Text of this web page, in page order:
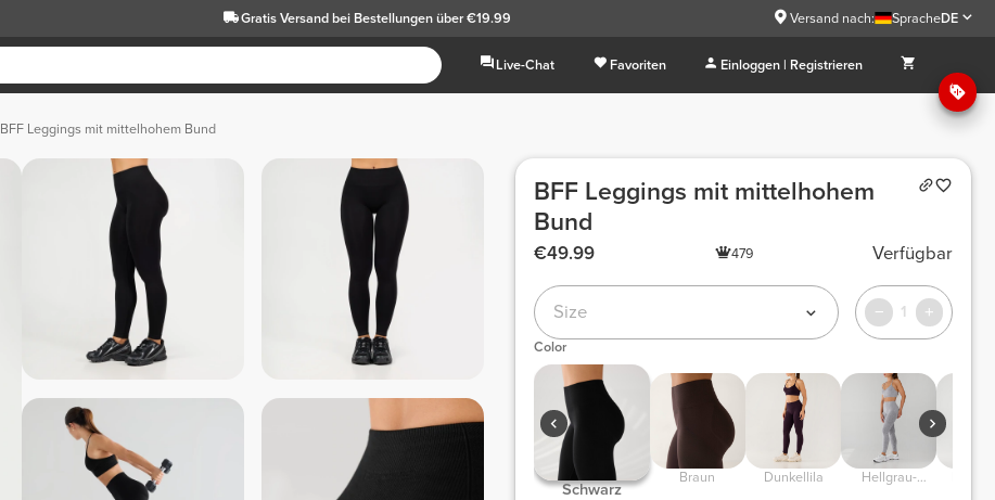
Gratis Versandbei Bestellungen über €19.99 Versand nach: SpracheDE
Live-Chat Favoriten Einloggen | Registrieren
BFF Leggings mit mittelhohem Bund
BFF Leggings mit mittelhohem
Bund
€49.99 479 Verfügbar
Size 1
Color
Schwarz
Braun Dunkellila
Hellgrau-